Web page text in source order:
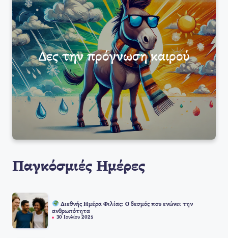
Δες την πρόγνωση καιρού
Παγκόσμιές Ημέρες
Διεθνής Ημέρα Φιλίας: Ο δεσμός που ενώνει την
ανθρωπότητα
30 Ιουλίου 2025